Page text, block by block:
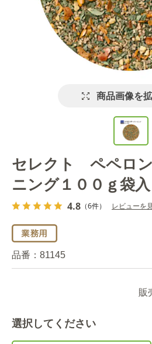
商品画像を
セレクト ペペロ
ニング１００ｇ袋入
4.8 （6件） レビューを
品番： 81145
販
選択してください